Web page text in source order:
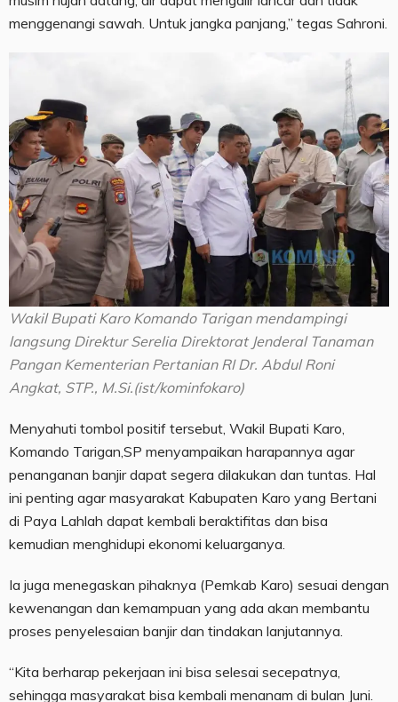
menggenangi sawah. Untuk jangka panjang,” tegas Sahroni.
Wakil Bupati Karo Komando Tarigan mendampingi
langsung Direktur Serelia Direktorat Jenderal Tanaman
Pangan Kementerian Pertanian RI Dr. Abdul Roni
Angkat, STP., M.Si.(ist/kominfokaro)
Menyahuti tombol positif tersebut, Wakil Bupati Karo,
Komando Tarigan,SP menyampaikan harapannya agar
penanganan banjir dapat segera dilakukan dan tuntas. Hal
ini penting agar masyarakat Kabupaten Karo yang Bertani
di Paya Lahlah dapat kembali beraktifitas dan bisa
kemudian menghidupi ekonomi keluarganya.
Ia juga menegaskan pihaknya (Pemkab Karo) sesuai dengan
kewenangan dan kemampuan yang ada akan membantu
proses penyelesaian banjir dan tindakan lanjutannya.
“Kita berharap pekerjaan ini bisa selesai secepatnya,
sehingga masyarakat bisa kembali menanam di bulan Juni.